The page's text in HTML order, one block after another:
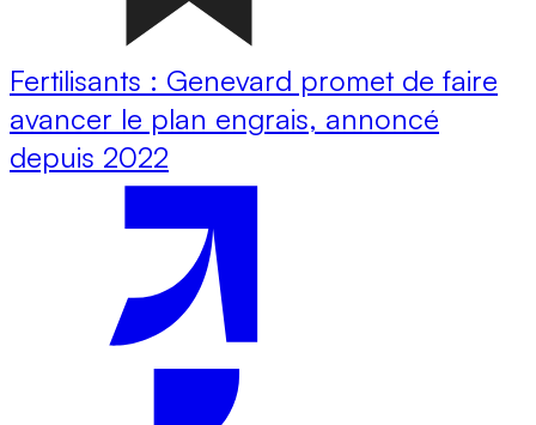
Fertilisants : Genevard promet de faire
avancer le plan engrais, annoncé
depuis 2022